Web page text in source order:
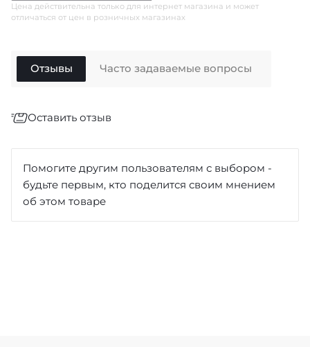
Цена действительна только для интернет магазина и может
отличаться от цен в розничных магазинах
Отзывы
Оставить отзыв
Помогите другим пользователям с выбором -
будьте первым, кто поделится своим мнением
об этом товаре
Часто задаваемые вопросы